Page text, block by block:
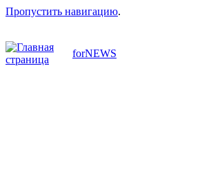
Пропустить навигацию.
forNEWS